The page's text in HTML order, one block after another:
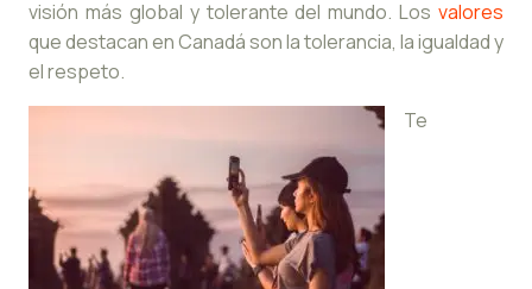
visión más global y tolerante del mundo. Los valores
que destacan en Canadá son la tolerancia, la igualdad y
el respeto.
Te